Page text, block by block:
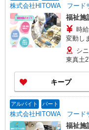
株式会社HITOWA フード
福祉施
時給1,225
変動し
により
志）：
シ
東真土2
キープ
アルバイト パート
株式会社HITOWA フード
福祉施